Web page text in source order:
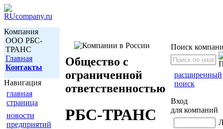
Компания
ООО РБС-
ТРАНС
Главная
Контакты
Навигация
главная
страница
новости
предприятий
Общество с
ограниченной
ответственностью
РБС-ТРАНС
Поиск
расширенный
поиск
Вход
для компаний